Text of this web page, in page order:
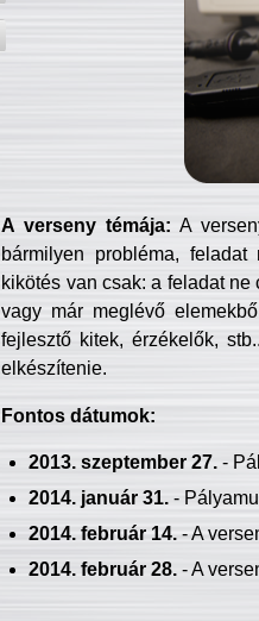
A verseny témája: A
bármilyen probléma, feladat
kikötés van csak: a feladat
vagy már meglévő
fejlesztő kitek, érzékelők,
elkészítenie.
Fontos dátumok:
2013. szeptember 27.-
2014. január 31.-
2014. február 14.- A
2014. február 28.- A